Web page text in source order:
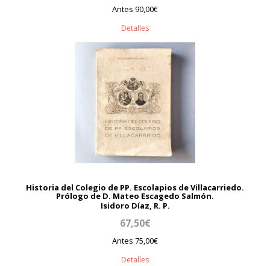
Antes 90,00€
Detalles
Historia del Colegio de PP. Escolapios de Villacarriedo.
Prólogo de D. Mateo Escagedo Salmón.
Isidoro Díaz, R. P.
67,50€
Antes 75,00€
Detalles